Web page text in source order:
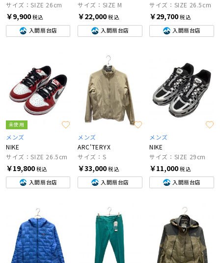
サイズ：SIZE 26cm
￥9,900税込
入間扇台店
サイズ：SIZE M
￥22,000税込
入間扇台店
サイズ：SIZE 26.5cm
￥29,700税込
入間扇台店
未使用
メンズ
NIKE
サイズ：SIZE 26.5cm
￥19,800税込
入間扇台店
メンズ
ARC'TERYX
サイズ：S
￥33,000税込
入間扇台店
メンズ
NIKE
サイズ：SIZE 29cm
￥11,000税込
入間扇台店